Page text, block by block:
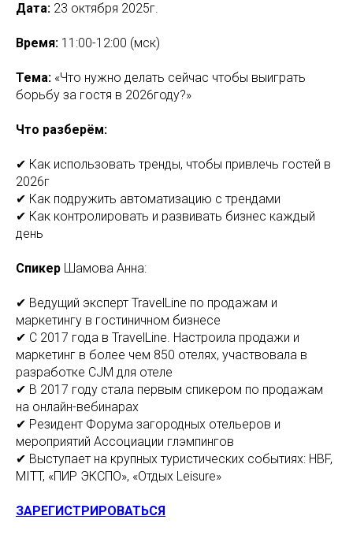
Дата: 23 октября 2025г.
Время: 11:00-12:00 (мск)
Тема: «Что нужно делать сейчас чтобы выиграть
борьбу за гостя в 2026году?»
Что разберём:
✔ Как использовать тренды, чтобы привлечь гостей в
2026г
✔ Как подружить автоматизацию с трендами
✔ Как контролировать и развивать бизнес каждый
день
Спикер Шамова Анна:
✔ Ведущий эксперт TravelLine по продажам и
маркетингу в гостиничном бизнесе
✔ C 2017 года в TravelLine. Настроила продажи и
маркетинг в более чем 850 отелях, участвовала в
разработке CJM для отеле
✔ В 2017 году стала первым спикером по продажам
на онлайн-вебинарах
✔ Резидент Форума загородных отельеров и
мероприятий Ассоциации глэмпингов
✔ Выступает на крупных туристических событиях: HBF,
MITT, «ПИР ЭКСПО», «Отдых Leisure»
ЗАРЕГИСТРИРОВАТЬСЯ